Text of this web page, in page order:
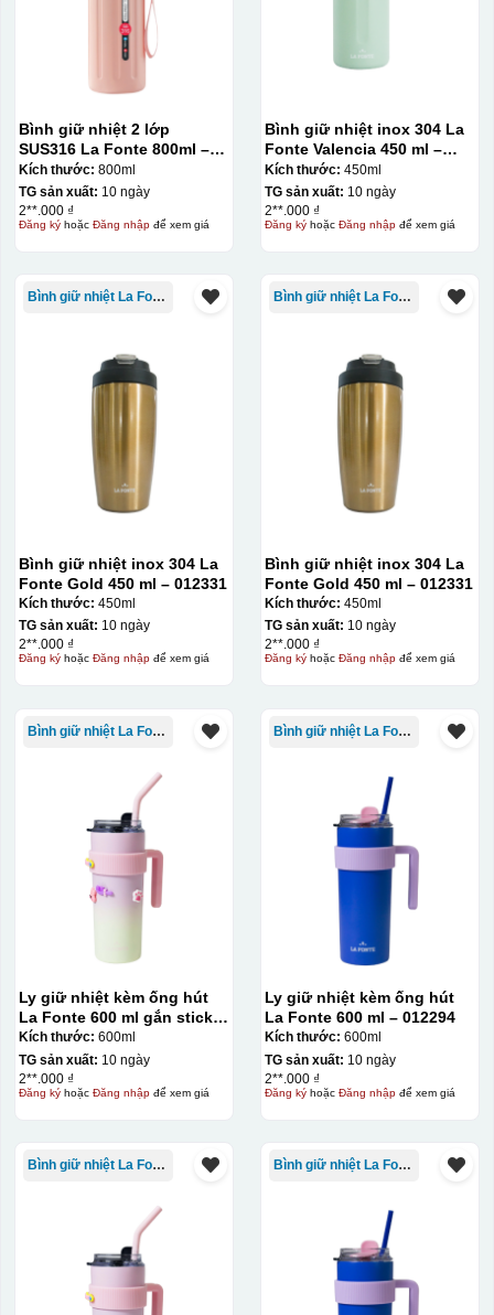
lại mực in logo dính chết lên gốm sứ [gallery link="file"
size="full" ids="29792,29791,29790"]
Ưu, nhược điểm của in Decal trượt nước
trên gốm sứ
Ưu điểm
Nhược điểm
mặt vật liệu rất tốt,
không phai theo thời
gian
Không thể tẩy xoá
về tẩy xoá
in 1 số màu: Màu
hồng cánh sen,
Màu tím
Khó khăn trong việc
in chuyển màu (dễ
trong việc in đơn
sắc)
đẹp, sắc nét, không
Chất liệu in decal
phong phú, dễ dàng
lựa chọn chất liệu
phù hợp với nhu cầu.
bề mặt, phẳng và
cong
Kiểu hộp:
Hộp xi ấm chén
Bình giữ nhiệt 2 lớp
SUS316 La Fonte 800ml –
012720
Kích thước: 800ml
TG sản xuất: 10 ngày
2**.000 ₫
Đăng kýhoặc Đăng nhậpđể xem giá
Bình giữ nhiệt inox 304 La
Fonte Valencia 450 ml –
012355
Kích thước: 450ml
TG sản xuất: 10 ngày
2**.000 ₫
Đăng kýhoặc Đăng nhậpđể xem giá
Bình giữ nhiệt La Fonte
Bình giữ nhiệt inox 304 La
Fonte Gold 450 ml – 012331
Kích thước: 450ml
TG sản xuất: 10 ngày
2**.000 ₫
Đăng kýhoặc Đăng nhậpđể xem giá
Bình giữ nhiệt La Fonte
Bình giữ nhiệt inox 304 La
Fonte Gold 450 ml – 012331
Kích thước: 450ml
TG sản xuất: 10 ngày
2**.000 ₫
Đăng kýhoặc Đăng nhậpđể xem giá
Bình giữ nhiệt La Fonte
Ly giữ nhiệt kèm ống hút
La Fonte 600 ml gắn sticker
– 012294
Kích thước: 600ml
TG sản xuất: 10 ngày
2**.000 ₫
Đăng kýhoặc Đăng nhậpđể xem giá
Bình giữ nhiệt La Fonte
Ly giữ nhiệt kèm ống hút
La Fonte 600 ml – 012294
Kích thước: 600ml
TG sản xuất: 10 ngày
2**.000 ₫
Đăng kýhoặc Đăng nhậpđể xem giá
Bình giữ nhiệt La Fonte Bình giữ nhiệt La Fonte